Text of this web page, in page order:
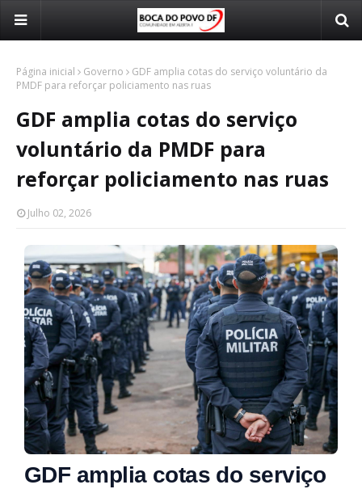
Página inicial Governo
GDF amplia cotas do serviço voluntário da
PMDF para reforçar policiamento nas ruas
GDF amplia cotas do serviço
voluntário da PMDF para
reforçar policiamento nas ruas
Julho 02, 2026
GDF amplia cotas do serviço